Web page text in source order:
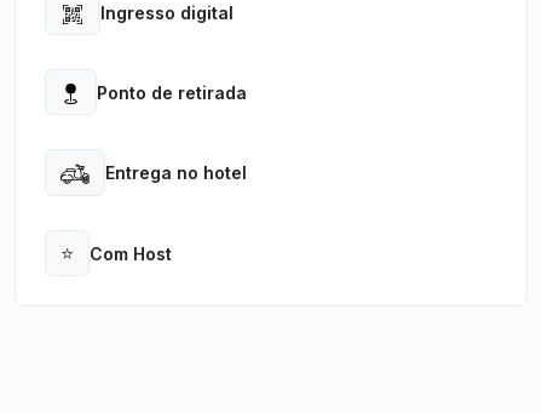
Ingresso digital
Open
Ponto de retirada
Open
Entrega no hotel
Open
⭐ Com Host
Open